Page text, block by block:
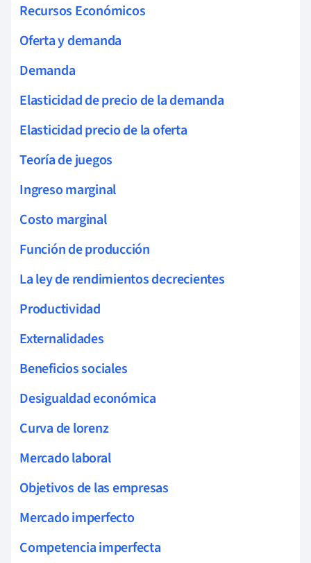
Recursos Económicos
Oferta y demanda
Demanda
Elasticidad de precio de la demanda
Elasticidad precio de la oferta
Teoría de juegos
Ingreso marginal
Costo marginal
Función de producción
La ley de rendimientos decrecientes
Productividad
Externalidades
Beneficios sociales
Desigualdad económica
Curva de lorenz
Mercado laboral
Objetivos de las empresas
Mercado imperfecto
Competencia imperfecta